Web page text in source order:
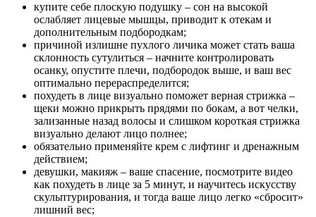
купите себе плоскую подушку – сон на высокой
ослабляет лицевые мышцы, приводит к отекам и
дополнительным подбородкам;
причиной излишне пухлого личика может стать ваша
склонность сутулиться – начните контролировать
осанку, опустите плечи, подбородок выше, и ваш вес
оптимально перераспределится;
похудеть в лице визуально поможет верная стрижка –
щеки можно прикрыть прядями по бокам, а вот челки,
зализанные назад волосы и слишком короткая стрижка
визуально делают лицо полнее;
обязательно применяйте крем с лифтинг и дренажным
действием;
девушки, макияж – ваше спасение, посмотрите видео
как похудеть в лице за 5 минут, и научитесь искусству
скульптурирования, и тогда ваше лицо легко «сбросит»
лишний вес;